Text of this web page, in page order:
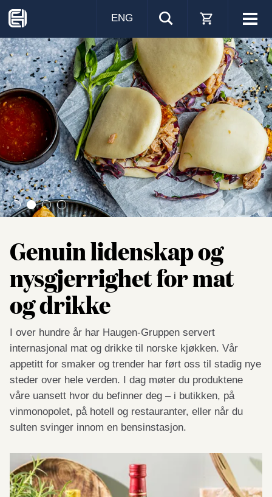
Visa
ENG
Genuin lidenskap og
nysgjerrighet for mat
og drikke
I over hundre år har Haugen-Gruppen servert
internasjonal mat og drikke til norske kjøkken. Vår
appetitt for smaker og trender har ført oss til stadig nye
steder over hele verden. I dag møter du produktene
våre uansett hvor du befinner deg – i butikken, på
vinmonopolet, på hotell og restauranter, eller når du
sulten svinger innom en bensinstasjon.